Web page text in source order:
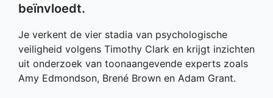
beïnvloedt.
Je verkent de vier stadia van psychologische
veiligheid volgens Timothy Clark en krijgt inzichten
uit onderzoek van toonaangevende experts zoals
Amy Edmondson, Brené Brown en Adam Grant.